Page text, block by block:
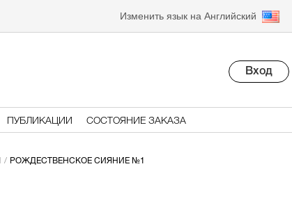
Изменить язык на Английский
Вход
ПУБЛИКАЦИИ СОСТОЯНИЕ ЗАКАЗА
РОЖДЕСТВЕНСКОЕ СИЯНИЕ №1